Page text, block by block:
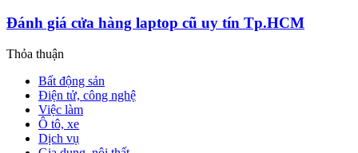
Đánh giá cửa hàng laptop cũ uy tín Tp.HCM
Thỏa thuận
Bất động sản
Điện tử, công nghệ
Việc làm
Ô tô, xe
Dịch vụ